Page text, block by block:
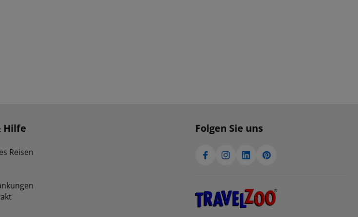
Hilfe
Reisen
Folgen Sie uns